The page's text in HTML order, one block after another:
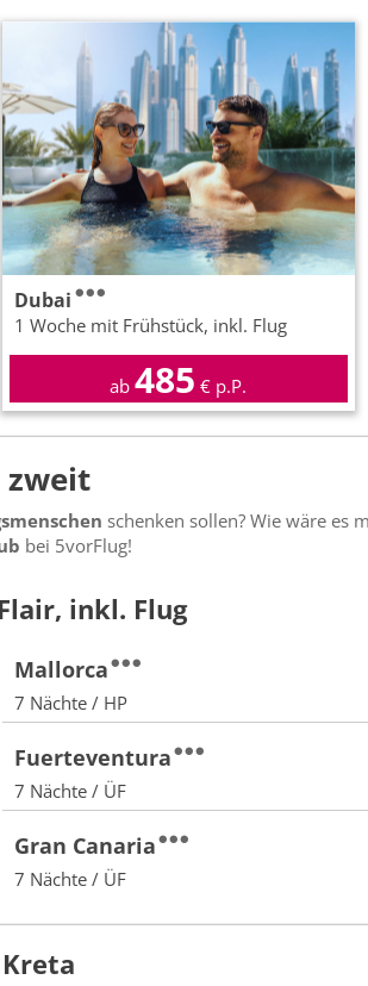
Dubai
1 Woche mit Frühstück, inkl. Flug
ab485 € p.P.
zweit
schenken sollen? Wie wäre es
bei 5vorFlug!
inkl. Flug
Mallorca
7 Nächte / HP
Fuerteventura
7 Nächte / ÜF
Gran Canaria
7 Nächte / ÜF
Kreta